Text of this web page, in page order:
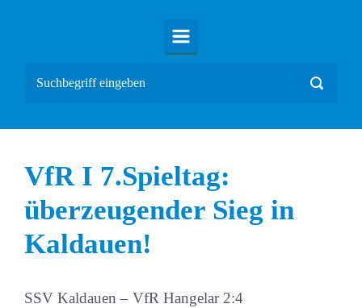
VfR I 7.Spieltag:
überzeugender Sieg in
Kaldauen!
SSV Kaldauen – VfR Hangelar 2:4